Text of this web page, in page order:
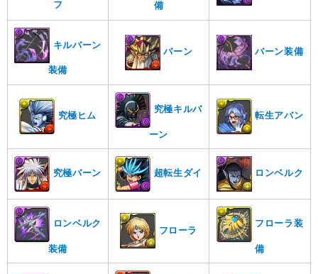
フ 備
キルバーン
装備
バーン バーン装備
究極ヒム
究極キルバ
ーン
転生アバン
究極バーン 超転生ダイ ロンベルク
ロンベルク
装備
フローラ
フローラ装
備